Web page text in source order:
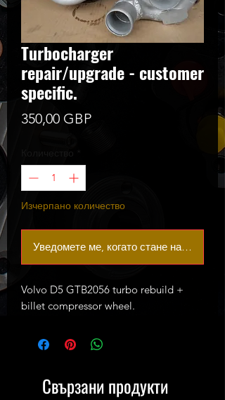
Turbocharger
repair/upgrade - customer
specific.
350,00 GBPЦена
Количество
Изчерпано количество
Уведомете ме, когато стане наличен
Volvo D5 GTB2056 turbo rebuild +
billet compressor wheel.
Свързани продукти